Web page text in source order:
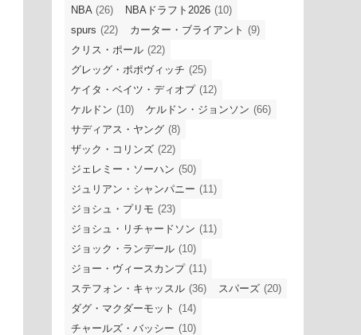
NBA (26) NBAドラフト2026 (10)
spurs (22) カーター・ブライアント (9)
クリス・ポール (22)
グレッグ・ポポヴィッチ (25)
ケイタ・ベイツ・ディオプ (12)
ケルドン (10) ケルドン・ジョンソン (66)
サディアス・ヤング (8)
ザック・コリンズ (22)
ジェレミー・ソーハン (50)
ジュリアン・シャンパニー (11)
ジョシュ・プリモ (23)
ジョシュ・リチャードソン (11)
ジョック・ランデール (10)
ジョー・ヴィースカンプ (11)
ステフォン・キャッスル (36) スパーズ (20)
ダグ・マクダーモット (14)
チャールズ・バッシー (10)